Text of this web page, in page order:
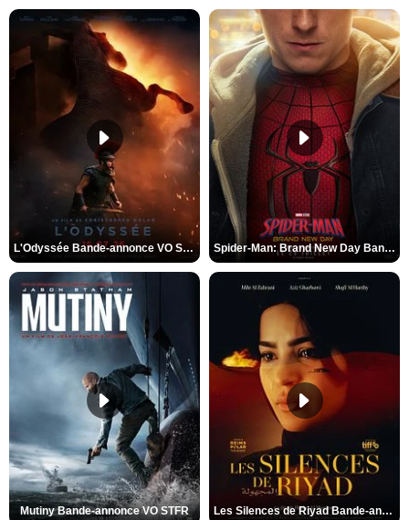
L'Odyssée Bande-annonce VO STFR Spider-Man: Brand New Day Bande-annonce VO STFR
Mutiny Bande-annonce VO STFR Les Silences de Riyad Bande-annonce VO STFR